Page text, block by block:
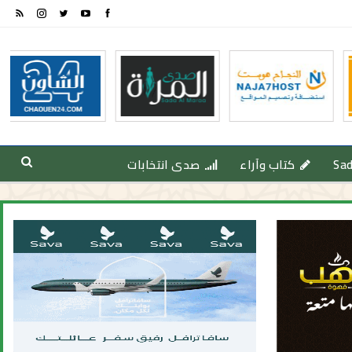
كتاب وآراء صدى انتخابات